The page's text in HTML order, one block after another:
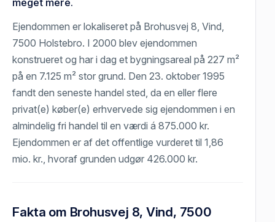
Ejendommen er lokaliseret på Brohusvej 8, Vind,
7500 Holstebro. I 2000 blev ejendommen
konstrueret og har i dag et bygningsareal på 227 m²
på en 7.125 m² stor grund. Den 23. oktober 1995
fandt den seneste handel sted, da en eller flere
privat(e) køber(e) erhvervede sig ejendommen i en
almindelig fri handel til en værdi á 875.000 kr.
Ejendommen er af det offentlige vurderet til 1,86
mio. kr., hvoraf grunden udgør 426.000 kr.
Fakta om Brohusvej 8, Vind, 7500